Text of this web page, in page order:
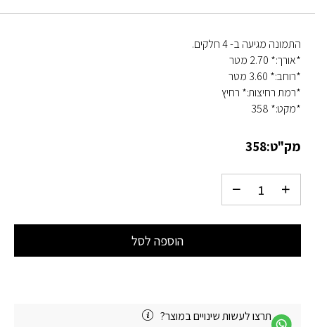
התמונה מגיעה ב- 4 חלקים.
*אורך:* 2.70 מטר
*רוחב:* 3.60 מטר
*רמת רחיצות:* רחיץ
*מקט:* 358
מק"ט:358
הוספה לסל
תרצו לעשות שינויים במוצר?